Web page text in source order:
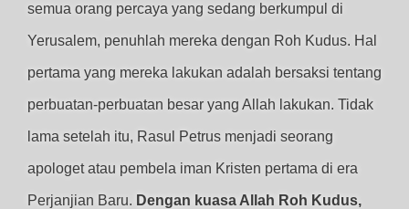
semua orang percaya yang sedang berkumpul di
Yerusalem, penuhlah mereka dengan Roh Kudus. Hal
pertama yang mereka lakukan adalah bersaksi tentang
perbuatan-perbuatan besar yang Allah lakukan. Tidak
lama setelah itu, Rasul Petrus menjadi seorang
apologet atau pembela iman Kristen pertama di era
Perjanjian Baru. Dengan kuasa Allah Roh Kudus,